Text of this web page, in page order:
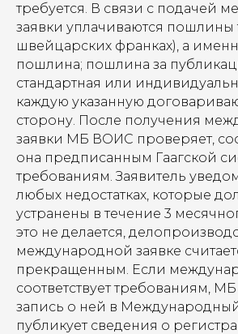
требуется. В связи с подачей
заявки уплачиваются пошлины
швейцарских франках), а
пошлина; пошлина за
стандартная или
каждую указанную
сторону. После получения
заявки МБ ВОИС проверяет,
она предписанным Гаагской
требованиям. Заявитель
любых недостатках, которые
устранены в течение 3
это не делается,
международной заявке
прекращенным. Если
соответствует требованиям,
запись о ней в
публикует сведения о